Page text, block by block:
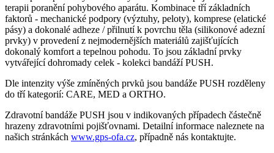
terapii poranění pohybového aparátu. Kombinace tří základních
faktorů - mechanické podpory (výztuhy, peloty), komprese (elatické
pásy) a dokonalé adheze / přilnutí k povrchu těla (silikonové adezní
prvky) v provedení z nejmodernějších materiálů zajišťujících
dokonalý komfort a tepelnou pohodu. To jsou základní prvky
vytvářející dohromady celek - kolekci bandáží PUSH.
Dle intenzity výše zmíněných prvků jsou bandáže PUSH rozděleny
do tří kategorií: CARE, MED a ORTHO.
Zdravotní bandáže PUSH jsou v indikovaných případech částečně
hrazeny zdravotními pojišťovnami. Detailní informace naleznete na
našich stránkách www.gps-ofa.cz, případně nás kontaktujte.